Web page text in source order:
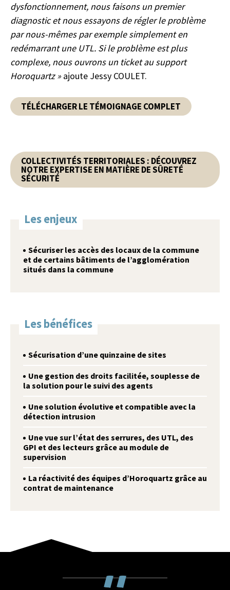
dysfonctionnement, nous faisons un premier
diagnostic et nous essayons de régler le problème
par nous-mêmes par exemple simplement en
redémarrant une UTL. Si le problème est plus
complexe, nous ouvrons un ticket au support
Horoquartz » ajoute Jessy COULET.
TÉLÉCHARGER LE TÉMOIGNAGE COMPLET
COLLECTIVITÉS TERRITORIALES : DÉCOUVREZ
NOTRE EXPERTISE EN MATIÈRE DE SÛRETÉ
SÉCURITÉ
Les enjeux
Sécuriser les accès des locaux de la commune
et de certains bâtiments de l’agglomération
situés dans la commune
Les bénéfices
Sécurisation d’une quinzaine de sites
Une gestion des droits facilitée, souplesse de
la solution pour le suivi des agents
Une solution évolutive et compatible avec la
détection intrusion
Une vue sur l’état des serrures, des UTL, des
GPI et des lecteurs grâce au module de
supervision
La réactivité des équipes d’Horoquartz grâce au
contrat de maintenance